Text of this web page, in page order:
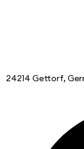
24214 Gettorf,